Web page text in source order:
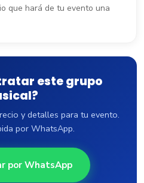
que hará de tu evento una
este grupo
y detalles para tu evento.
por WhatsApp.
por WhatsApp